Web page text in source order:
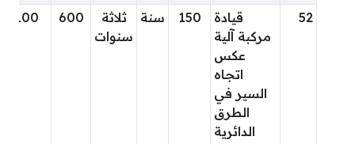
52
قيادة
مركبة آلية
عكس
اتجاه
السير في
الطرق
الدائرية
150 سنة
ثلاثة
سنوات
600
100